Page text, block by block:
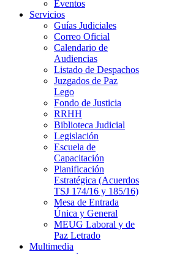
Eventos
Servicios
Guías Judiciales
Correo Oficial
Calendario de
Audiencias
Listado de Despachos
Juzgados de Paz
Lego
Fondo de Justicia
RRHH
Biblioteca Judicial
Legislación
Escuela de
Capacitación
Planificación
Estratégica (Acuerdos
TSJ 174/16 y 185/16)
Mesa de Entrada
Única y General
MEUG Laboral y de
Paz Letrado
Multimedia